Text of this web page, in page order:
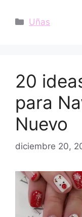
Categorías
Uñas
20
para
Nuevo
diciembre 20,